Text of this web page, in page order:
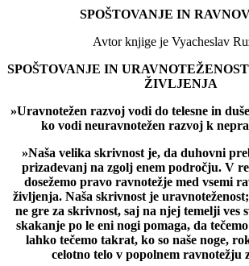
SPOŠTOVANJE IN
Avtor knjige je Vyacheslav
SPOŠTOVANJE IN
ŽIVLJENJA
»Uravnotežen razvoj vodi do telesne in
ko vodi neuravnotežen razvoj k
»Naša velika skrivnost je, da duhovni
prizadevanj na zgolj enem področju. V
dosežemo pravo ravnotežje med vsemi
življenja. Naša skrivnost je
ne gre za skrivnost, saj na njej temelji ves
skakanje po le eni nogi pomaga, da
lahko tečemo takrat, ko so naše noge,
celotno telo v popolnem ravnotežju